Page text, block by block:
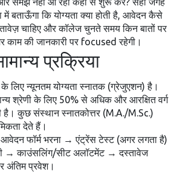
बताऊँगा कि योग्यता क्या होती है, आवेदन कैसे
चाहिए और कॉलेज चुनते समय किन बातों पर
काम की जानकारी पर focused रहेगी।
प्रक्रिया
लिए न्यूनतम योग्यता स्नातक (ग्रेजुएशन) है।
श्रेणी के लिए 50% से अधिक और आरक्षित वर्ग
है। कुछ संस्थान स्नातकोत्तर (M.A./M.Sc.)
देते हैं।
आवेदन फॉर्म भरना → एंट्रेंस टेस्ट (अगर लगता है)
→ काउंसलिंग/सीट अलॉटमेंट → दस्तावेज
अंतिम प्रवेश।